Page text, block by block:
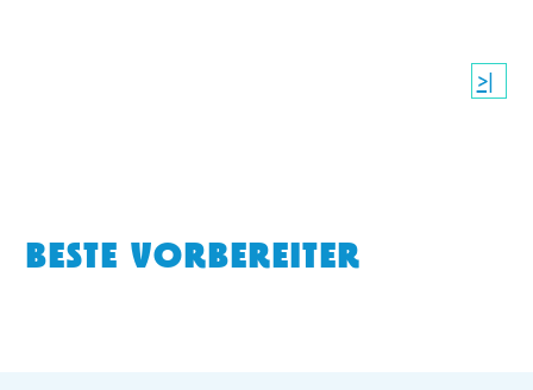
>|
BESTE VORBEREITER